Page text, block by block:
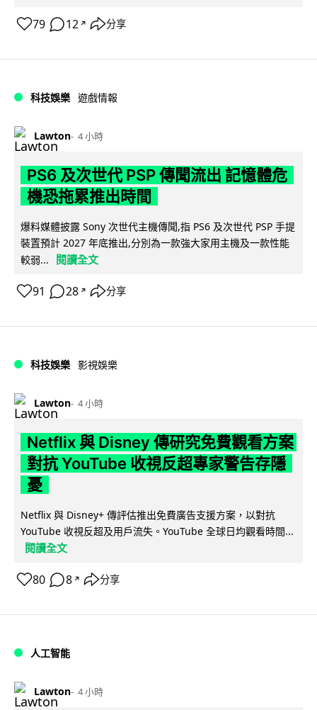
79 12 ↗ 分享
科技娛樂 遊戲情報
Lawton 4 小時
PS6 及次世代 PSP 傳聞流出 記憶體危
機恐拖累推出時間
爆料媒體披露 Sony 次世代主機傳聞,指 PS6 及次世代 PSP 手提
裝置預計 2027 年底推出,分別為一款強大家用主機及一款性能
較弱...
閱讀全文
91 28 ↗ 分享
科技娛樂 影視娛樂
Lawton 4 小時
Netflix 與 Disney 傳研究免費觀看方案
對抗 YouTube 收視反超專家警告存隱
憂
Netflix 與 Disney+ 傳評估推出免費廣告支援方案，以對抗
YouTube 收視反超及用戶流失。YouTube 全球日均觀看時間...
閱讀全文
80 8 ↗ 分享
人工智能
Lawton 4 小時